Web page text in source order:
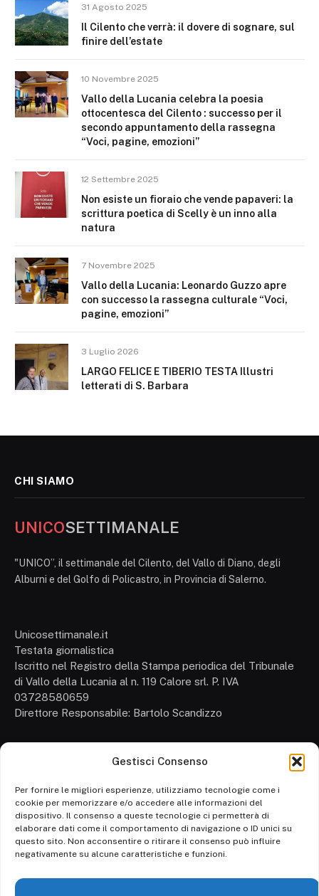
Gestisci Consenso
Per fornire le migliori esperienze, utilizziamo tecnologie come i
cookie per memorizzare e/o accedere alle informazioni del
dispositivo. Il consenso a queste tecnologie ci permetterà di
elaborare dati come il comportamento di navigazione o ID unici su
questo sito. Non acconsentire o ritirare il consenso può influire
negativamente su alcune caratteristiche e funzioni.
31 Agosto 2025
Il Cilento che verrà: il dovere di sognare, sul
finire dell’estate
10 Novembre 2025
Vallo della Lucania celebra la poesia
ottocentesca del Cilento : successo per il
secondo appuntamento della rassegna
“Voci, pagine, emozioni”
12 Settembre 2025
Non esiste un fioraio che vende papaveri: la
scrittura poetica di Scelly è un inno alla
natura
7 Novembre 2025
Vallo della Lucania: Leonardo Guzzo apre
con successo la rassegna culturale “Voci,
pagine, emozioni”
3 Luglio 2026
LARGO FELICE E TIBERIO TESTA Illustri
letterati di S. Barbara
CHI SIAMO
UNICOSETTIMANALE
"UNICO”, il settimanale del Cilento, del Vallo di Diano, degli
Alburni e del Golfo di Policastro, in Provincia di Salerno.
Unicosettimanale.it
Testata giornalistica
Iscritto nel Registro della Stampa periodica del Tribunale
di Vallo della Lucania al n. 119 Calore srl. P. IVA
03728580659
Direttore Responsabile: Bartolo Scandizzo
Attualità
Politica
Ambiente
Cronaca
Economia